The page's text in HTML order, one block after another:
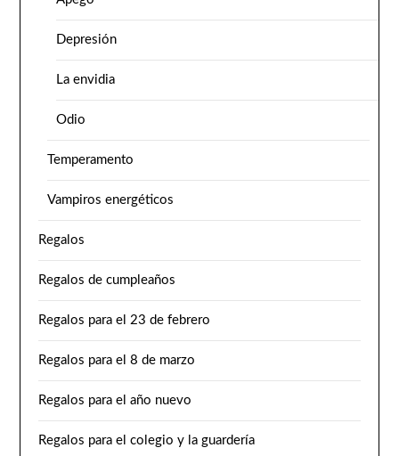
Depresión
La envidia
Odio
Temperamento
Vampiros energéticos
Regalos
Regalos de cumpleaños
Regalos para el 23 de febrero
Regalos para el 8 de marzo
Regalos para el año nuevo
Regalos para el colegio y la guardería